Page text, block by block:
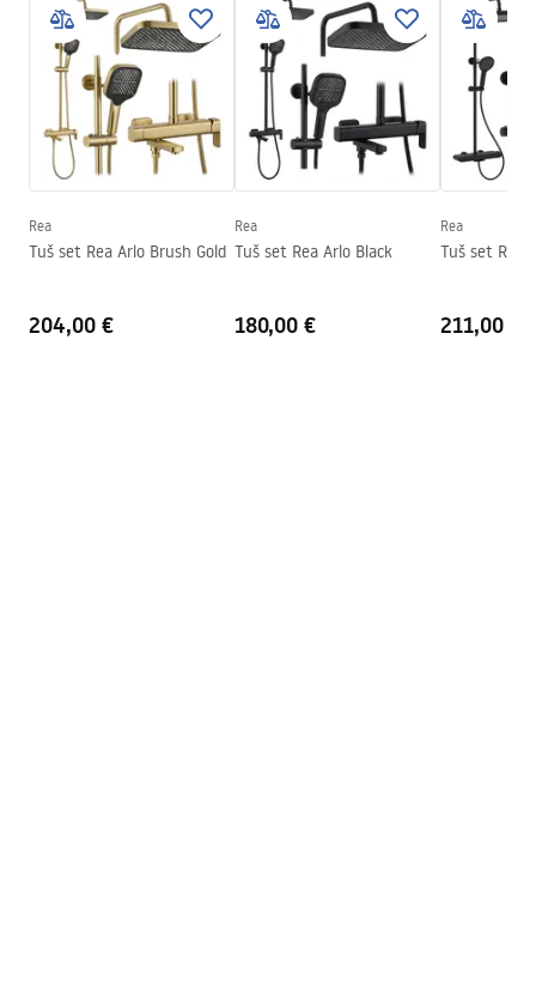
Tip kabine
Walk-in
Boja stakla
Sivo 8mm
Seria
Flexi
Montaža
Na tuš kadi ili podu
Visina (mm)
1950
Jamstvo
24 mjeseca
Sigurnosne informacije
WARUNKI BEZPIECZENSTWA KABINY DRZWI
PARAWANY.pdf
Upute za montažu
Instrukcja_monta__u___cianki_Flexi.pdf
Rea
Tuš set Rea Arlo Brush Gold
204,00 €
Rea
Tuš set Rea Arlo Black
180,00 €
Rea
Tuš set REA
211,00 €